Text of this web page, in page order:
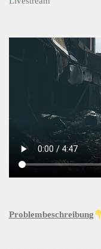
Problembeschreibung